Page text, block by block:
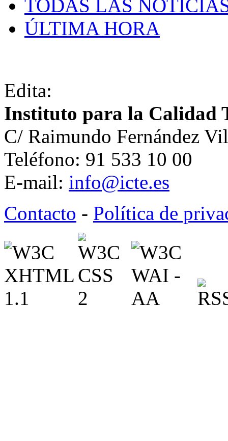
TODAS LAS
ÚLTIMA HORA
Edita:
Instituto para la Calidad
C/ Raimundo Fernández
Teléfono: 91 533 10 00
E-mail: info@icte.es
Contacto - Política de